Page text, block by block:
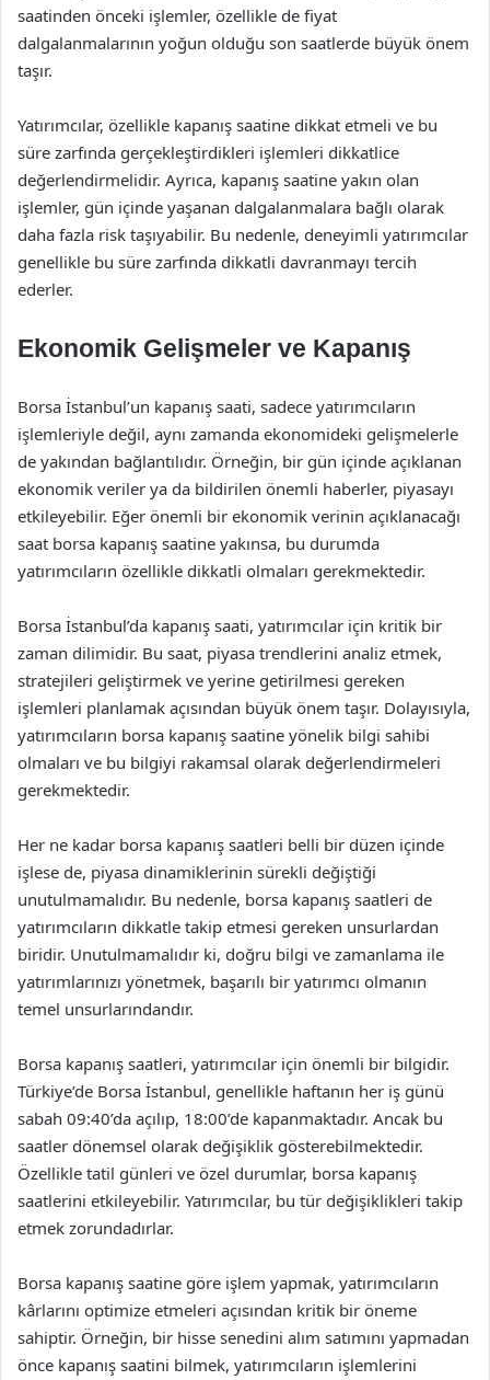
saatinden önceki işlemler, özellikle de fiyat
dalgalanmalarının yoğun olduğu son saatlerde büyük önem
taşır.
Yatırımcılar, özellikle kapanış saatine dikkat etmeli ve bu
süre zarfında gerçekleştirdikleri işlemleri dikkatlice
değerlendirmelidir. Ayrıca, kapanış saatine yakın olan
işlemler, gün içinde yaşanan dalgalanmalara bağlı olarak
daha fazla risk taşıyabilir. Bu nedenle, deneyimli yatırımcılar
genellikle bu süre zarfında dikkatli davranmayı tercih
ederler.
Ekonomik Gelişmeler ve Kapanış
Borsa İstanbul’un kapanış saati, sadece yatırımcıların
işlemleriyle değil, aynı zamanda ekonomideki gelişmelerle
de yakından bağlantılıdır. Örneğin, bir gün içinde açıklanan
ekonomik veriler ya da bildirilen önemli haberler, piyasayı
etkileyebilir. Eğer önemli bir ekonomik verinin açıklanacağı
saat borsa kapanış saatine yakınsa, bu durumda
yatırımcıların özellikle dikkatli olmaları gerekmektedir.
Borsa İstanbul’da kapanış saati, yatırımcılar için kritik bir
zaman dilimidir. Bu saat, piyasa trendlerini analiz etmek,
stratejileri geliştirmek ve yerine getirilmesi gereken
işlemleri planlamak açısından büyük önem taşır. Dolayısıyla,
yatırımcıların borsa kapanış saatine yönelik bilgi sahibi
olmaları ve bu bilgiyi rakamsal olarak değerlendirmeleri
gerekmektedir.
Her ne kadar borsa kapanış saatleri belli bir düzen içinde
işlese de, piyasa dinamiklerinin sürekli değiştiği
unutulmamalıdır. Bu nedenle, borsa kapanış saatleri de
yatırımcıların dikkatle takip etmesi gereken unsurlardan
biridir. Unutulmamalıdır ki, doğru bilgi ve zamanlama ile
yatırımlarınızı yönetmek, başarılı bir yatırımcı olmanın
temel unsurlarındandır.
Borsa kapanış saatleri, yatırımcılar için önemli bir bilgidir.
Türkiye’de Borsa İstanbul, genellikle haftanın her iş günü
sabah 09:40’da açılıp, 18:00’de kapanmaktadır. Ancak bu
saatler dönemsel olarak değişiklik gösterebilmektedir.
Özellikle tatil günleri ve özel durumlar, borsa kapanış
saatlerini etkileyebilir. Yatırımcılar, bu tür değişiklikleri takip
etmek zorundadırlar.
Borsa kapanış saatine göre işlem yapmak, yatırımcıların
kârlarını optimize etmeleri açısından kritik bir öneme
sahiptir. Örneğin, bir hisse senedini alım satımını yapmadan
önce kapanış saatini bilmek, yatırımcıların işlemlerini